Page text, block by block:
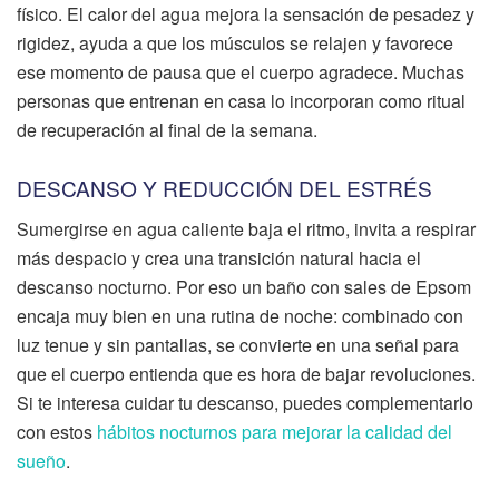
físico. El calor del agua mejora la sensación de pesadez y
rigidez, ayuda a que los músculos se relajen y favorece
ese momento de pausa que el cuerpo agradece. Muchas
personas que entrenan en casa lo incorporan como ritual
de recuperación al final de la semana.
DESCANSO Y REDUCCIÓN DEL ESTRÉS
Sumergirse en agua caliente baja el ritmo, invita a respirar
más despacio y crea una transición natural hacia el
descanso nocturno. Por eso un baño con sales de Epsom
encaja muy bien en una rutina de noche: combinado con
luz tenue y sin pantallas, se convierte en una señal para
que el cuerpo entienda que es hora de bajar revoluciones.
Si te interesa cuidar tu descanso, puedes complementarlo
con estos hábitos nocturnos para mejorar la calidad del
sueño.